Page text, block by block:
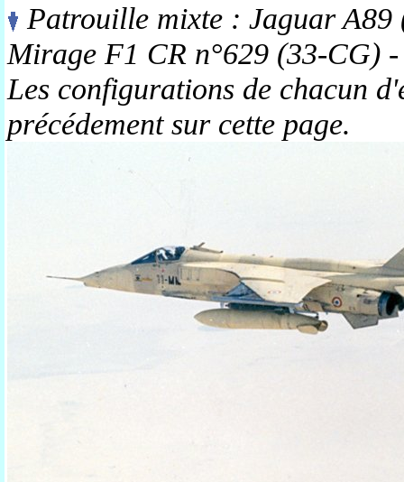
Patrouille mixte : Jaguar A89
Mirage F1 CR n°629 (33-CG)
Les configurations de chacun
précédement sur cette page.